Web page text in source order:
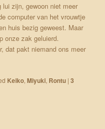
zijn, gewoon niet meer
computer van het vrouwtje
huis bezig geweest. Maar
onze zak geluierd.
dat pakt niemand ons meer
Keiko,Miyuki, Rontu |3